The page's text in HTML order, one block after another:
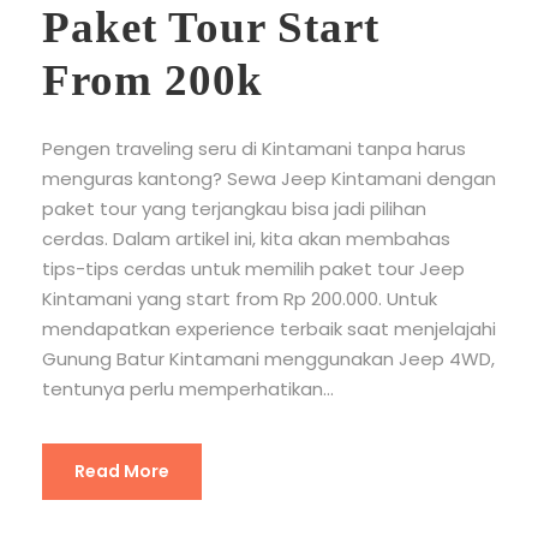
Paket Tour Start
From 200k
Pengen traveling seru di Kintamani tanpa harus
menguras kantong? Sewa Jeep Kintamani dengan
paket tour yang terjangkau bisa jadi pilihan
cerdas. Dalam artikel ini, kita akan membahas
tips-tips cerdas untuk memilih paket tour Jeep
Kintamani yang start from Rp 200.000. Untuk
mendapatkan experience terbaik saat menjelajahi
Gunung Batur Kintamani menggunakan Jeep 4WD,
tentunya perlu memperhatikan...
Read More